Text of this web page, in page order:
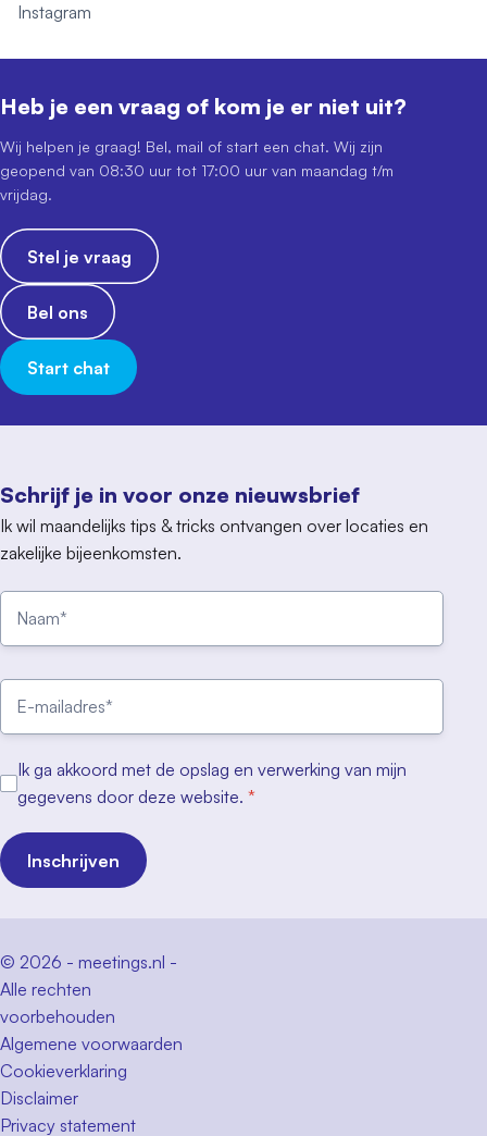
Instagram
Schrijf je in voor onze nieuwsbrief
Ik wil maandelijks tips & tricks ontvangen over locaties en
zakelijke bijeenkomsten.
Ik ga akkoord met de opslag en verwerking van mijn
gegevens door deze website. *
Inschrijven
Heb je een vraag of kom je er niet uit?
Wij helpen je graag! Bel, mail of start een chat. Wij zijn
geopend van 08:30 uur tot 17:00 uur van maandag t/m
vrijdag.
Stel je vraag
Bel ons
Start chat
© 2026 - meetings.nl -
Alle rechten
voorbehouden
Algemene voorwaarden
Cookieverklaring
Disclaimer
Privacy statement